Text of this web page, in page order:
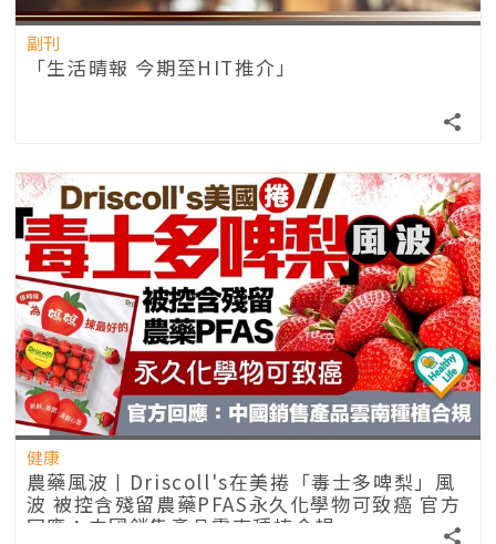
副刊
「生活晴報 今期至HIT推介」
健康
農藥風波丨Driscoll's在美捲「毒士多啤梨」風
波 被控含殘留農藥PFAS永久化學物可致癌 官方
回應：中國銷售產品雲南種植合規